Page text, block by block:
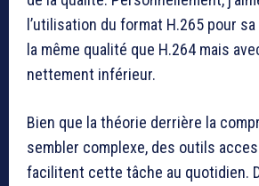
l’utilisation du format H.265 pour
la même qualité que H.264 mais
nettement inférieur.
Bien que la théorie derrière la
sembler complexe, des outils
facilitent cette tâche au quotidien.